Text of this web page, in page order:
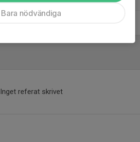
Inget referat skrivet
Bara nödvändiga